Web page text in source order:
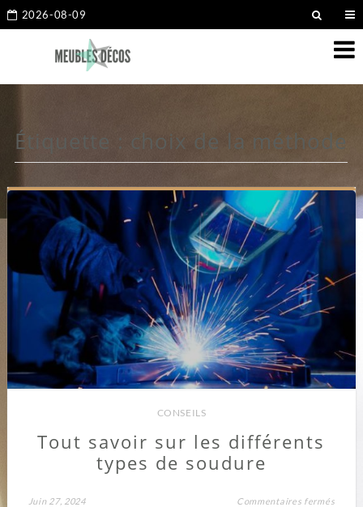
2026-08-09
Étiquette : choix de la méthode
CONSEILS
Tout savoir sur les différents
types de soudure
Juin 27, 2024 Commentaires ferméssur